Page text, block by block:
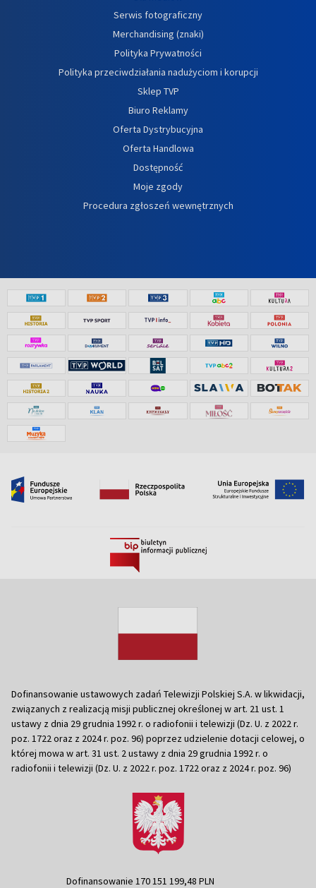
Serwis fotograficzny
Merchandising (znaki)
Polityka Prywatności
Polityka przeciwdziałania nadużyciom i korupcji
Sklep TVP
Biuro Reklamy
Oferta Dystrybucyjna
Oferta Handlowa
Dostępność
Moje zgody
Procedura zgłoszeń wewnętrznych
Dofinansowanie ustawowych zadań Telewizji Polskiej S.A. w likwidacji,
związanych z realizacją misji publicznej określonej w art. 21 ust. 1
ustawy z dnia 29 grudnia 1992 r. o radiofonii i telewizji (Dz. U. z 2022 r.
poz. 1722 oraz z 2024 r. poz. 96) poprzez udzielenie dotacji celowej, o
której mowa w art. 31 ust. 2 ustawy z dnia 29 grudnia 1992 r. o
radiofonii i telewizji (Dz. U. z 2022 r. poz. 1722 oraz z 2024 r. poz. 96)
Dofinansowanie 170 151 199,48 PLN